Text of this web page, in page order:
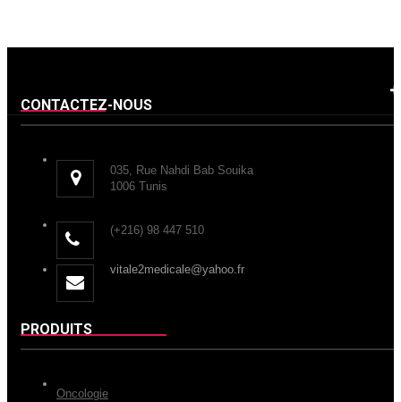
CONTACTEZ-NOUS
035, Rue Nahdi Bab Souika
1006 Tunis
(+216) 98 447 510
vitale2medicale@yahoo.fr
PRODUITS
Oncologie